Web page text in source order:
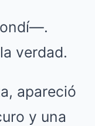
verdad.
apareció
y una